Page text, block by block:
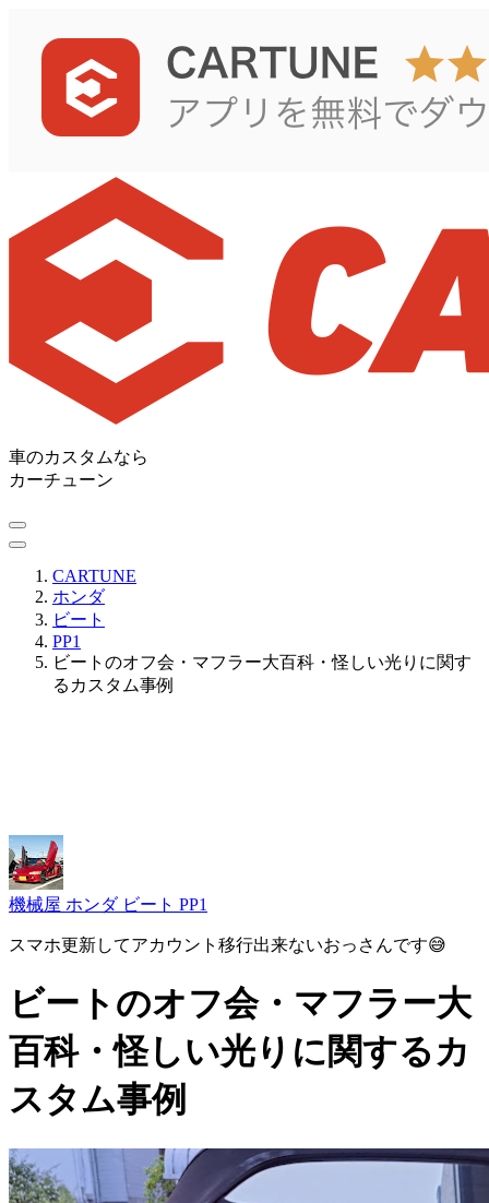
車のカスタムなら
カーチューン
CARTUNE
ホンダ
ビート
PP1
ビートのオフ会・マフラー大百科・怪しい光りに関す
るカスタム事例
機械屋 ホンダ ビート PP1
スマホ更新してアカウント移行出来ないおっさんです😅
ビートのオフ会・マフラー大
百科・怪しい光りに関するカ
スタム事例